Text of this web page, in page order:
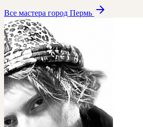
Все мастера город Пермь